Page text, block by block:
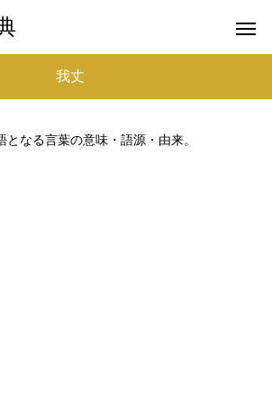
我丈
となる言葉の意味・語源・由来。